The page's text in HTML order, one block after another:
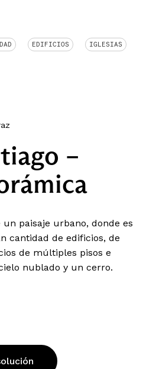
EDIFICIOS IGLESIAS
–
paisaje urbano, donde es
cantidad de edificios, de
de múltiples pisos e
nublado y un cerro.